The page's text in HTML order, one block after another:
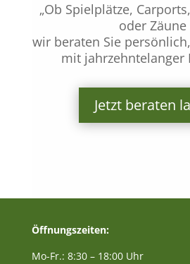
„Ob Spielplätze,
oder Zäune
wir beraten Sie
mit jahrzehntelanger
Jetzt beraten
Öffnungszeiten:
Mo-Fr.: 8:30 – 18:00 Uhr